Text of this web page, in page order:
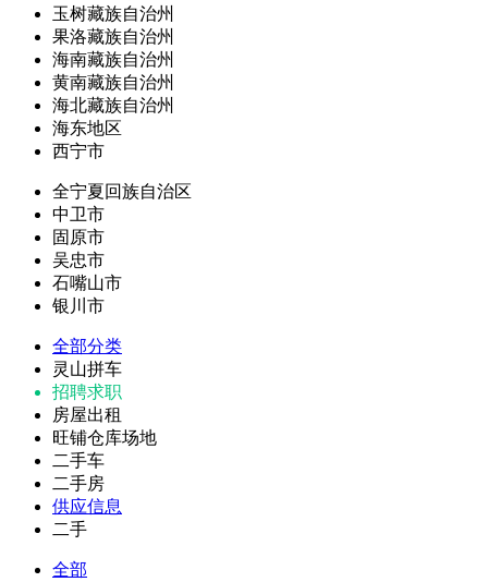
玉树藏族自治州
果洛藏族自治州
海南藏族自治州
黄南藏族自治州
海北藏族自治州
海东地区
西宁市
全宁夏回族自治区
中卫市
固原市
吴忠市
石嘴山市
银川市
全部分类
灵山拼车
招聘求职
房屋出租
旺铺仓库场地
二手车
二手房
供应信息
二手
全部